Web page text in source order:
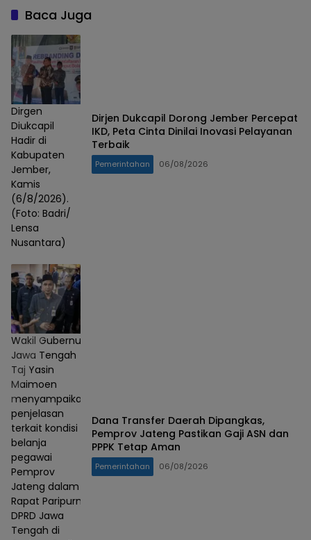
Baca Juga
Dirgen
Diukcapil
Hadir di
Kabupaten
Jember,
Kamis
(6/8/2026).
(Foto: Badri/
Lensa
Nusantara)
Dirjen Dukcapil Dorong Jember Percepat
IKD, Peta Cinta Dinilai Inovasi Pelayanan
Terbaik
Pemerintahan 06/08/2026
Wakil Gubernur
Jawa Tengah
Taj Yasin
Maimoen
menyampaikan
penjelasan
terkait kondisi
belanja
pegawai
Pemprov
Jateng dalam
Rapat Paripurna
DPRD Jawa
Tengah di
Dana Transfer Daerah Dipangkas,
Pemprov Jateng Pastikan Gaji ASN dan
PPPK Tetap Aman
Pemerintahan 06/08/2026